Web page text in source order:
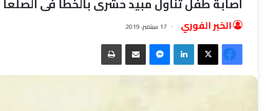
الخبر الفوري 17 سبتمبر، 2019
فيسبوك‫X لينكدإن ماسنجر مشاركة عبر البريد طباعة